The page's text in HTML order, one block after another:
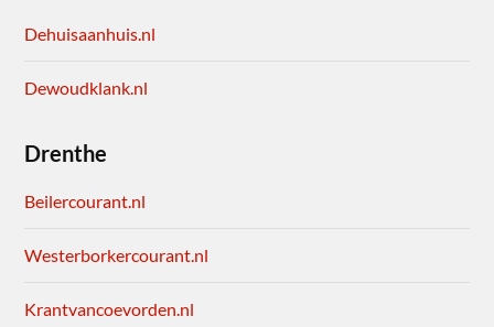
Dehuisaanhuis.nl
Dewoudklank.nl
Drenthe
Beilercourant.nl
Westerborkercourant.nl
Krantvancoevorden.nl